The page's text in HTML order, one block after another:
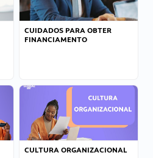
CUIDADOS PARA OBTER
FINANCIAMENTO
CULTURA ORGANIZACIONAL